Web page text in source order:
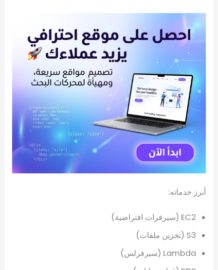
أبرز خدماته:
EC2 (سيرفرات افتراضية)
S3 (تخزين ملفات)
Lambda (سيرفرلس)